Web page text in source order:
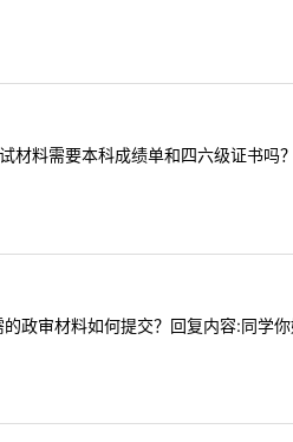
料需要本科成绩单和四六级证书吗
政审材料如何提交？回复内容:同学